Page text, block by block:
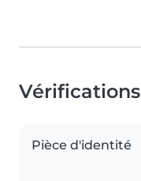
Vérifications
Pièce d'identité